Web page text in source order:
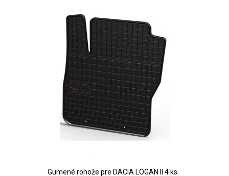
prianí
Gumené rohože pre DACIA LOGAN II 4 ks